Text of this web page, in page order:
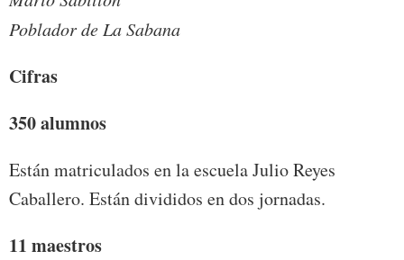
Poblador de La Sabana
Cifras
350 alumnos
Están matriculados en la escuela Julio Reyes
Caballero. Están divididos en dos jornadas.
11 maestros